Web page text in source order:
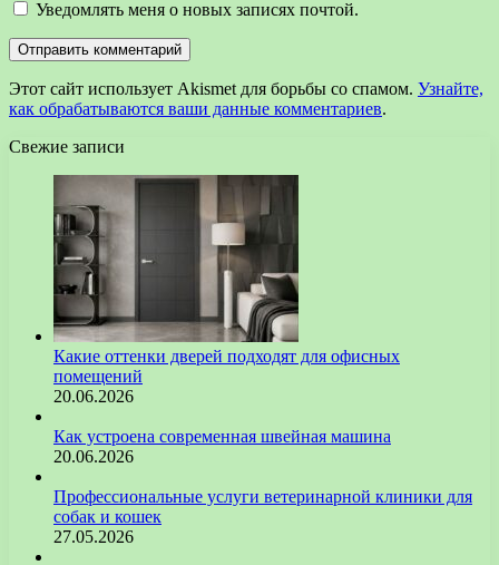
Уведомлять меня о новых записях почтой.
Этот сайт использует Akismet для борьбы со спамом. Узнайте,
как обрабатываются ваши данные комментариев.
Свежие записи
Какие оттенки дверей подходят для офисных
помещений
20.06.2026
Как устроена современная швейная машина
20.06.2026
Профессиональные услуги ветеринарной клиники для
собак и кошек
27.05.2026